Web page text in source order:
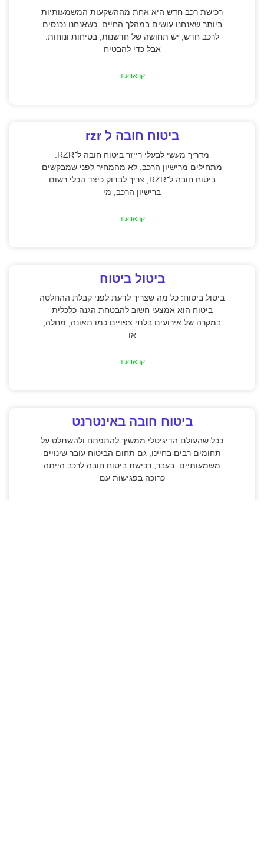
רכישת רכב חדש היא אחת מההשקעות המשמעותיות
ביותר שאנחנו עושים במהלך החיים. כשאנחנו נכנסים
לרכב חדש, יש תחושה של חדשנות, בטיחות ונוחות.
אבל כדי להבטיח
קראו עוד
ביטוח חובה ל rzr
מדריך מעשי לבעלי רייזר ביטוח חובה ל־RZR:
מתחילים מרישיון הרכב, לא מהמחיר לפני שמבקשים
ביטוח חובה ל־RZR, צריך לבדוק כיצד הכלי רשום
ברישיון הרכב, מי
קראו עוד
ביטול ביטוח
ביטול ביטוח: כל מה שצריך לדעת לפני קבלת ההחלטה
ביטוח הוא אמצעי חשוב להבטחת הגנה כלכלית
במקרה של אירועים בלתי צפויים כמו תאונה, מחלה,
או
קראו עוד
ביטוח חובה באינטרנט
ככל שהעולם הדיגיטלי ממשיך להתפתח ולהשתלט על
תחומים רבים בחיינו, גם תחום הביטוח עובר שינויים
משמעותיים. בעבר, רכישת ביטוח חובה לרכב הייתה
כרוכה בפגישות עם